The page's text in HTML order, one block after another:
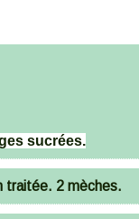
sucrées.
traitée. 2 mèches.